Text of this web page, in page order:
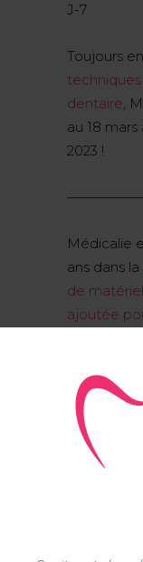
J-7
Toujours
dentaire,
au 18 mars
2023 !
Médicalie
ans dans
de
ajoutée
Prev